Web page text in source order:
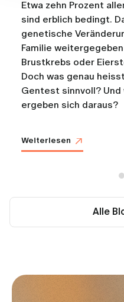
Etwa zehn Prozent
sind erblich bedingt.
genetische
Familie
Brustkrebs oder
Doch was genau
Gentest sinnvoll? Und
ergeben sich daraus?
Weiterlesen
Alle